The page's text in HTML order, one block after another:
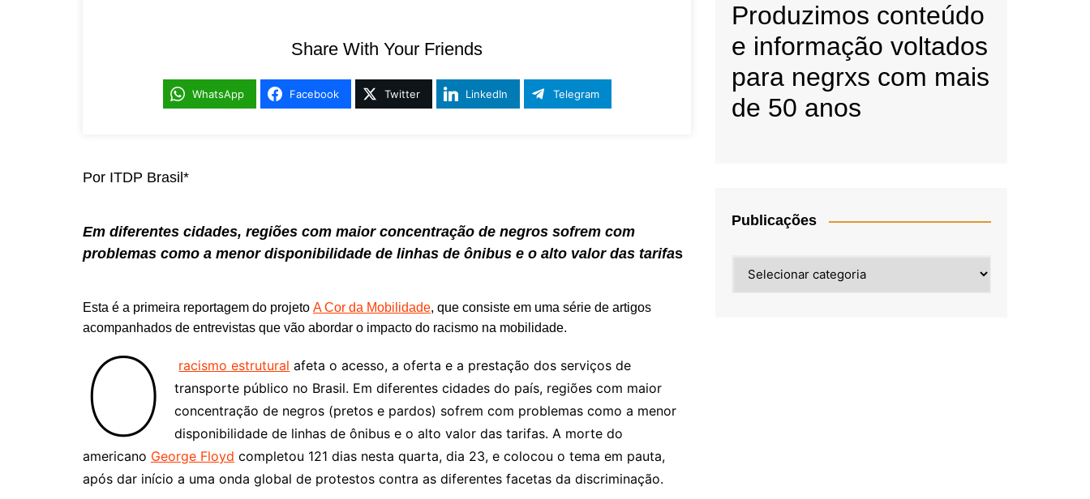
Share With Your Friends
WhatsApp Facebook Twitter LinkedIn Telegram
Por ITDP Brasil*
Em diferentes cidades, regiões com maior concentração de negros sofrem com
problemas como a menor disponibilidade de linhas de ônibus e o alto valor das tarifas
Esta é a primeira reportagem do projeto A Cor da Mobilidade, que consiste em uma série de artigos
acompanhados de entrevistas que vão abordar o impacto do racismo na mobilidade.
O racismo estrutural afeta o acesso, a oferta e a prestação dos serviços de
transporte público no Brasil. Em diferentes cidades do país, regiões com maior
concentração de negros (pretos e pardos) sofrem com problemas como a menor
disponibilidade de linhas de ônibus e o alto valor das tarifas. A morte do
americano George Floyd completou 121 dias nesta quarta, dia 23, e colocou o tema em pauta,
após dar início a uma onda global de protestos contra as diferentes facetas da discriminação.
Produzimos conteúdo
e informação voltados
para negrxs com mais
de 50 anos
Publicações